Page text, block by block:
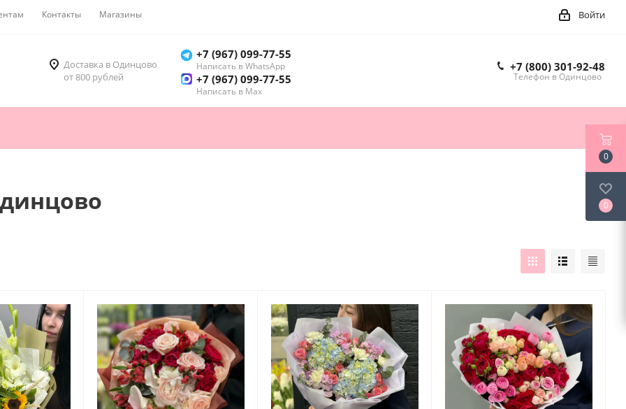
Контакты Магазины Войти
Доставка в Одинцово
от 800 рублей
+7 (967) 099-77-55
Написать в WhatsApp
+7 (967) 099-77-55
Написать в Мах
+7 (800) 301-92-48
Телефон в Одинцово
0
0